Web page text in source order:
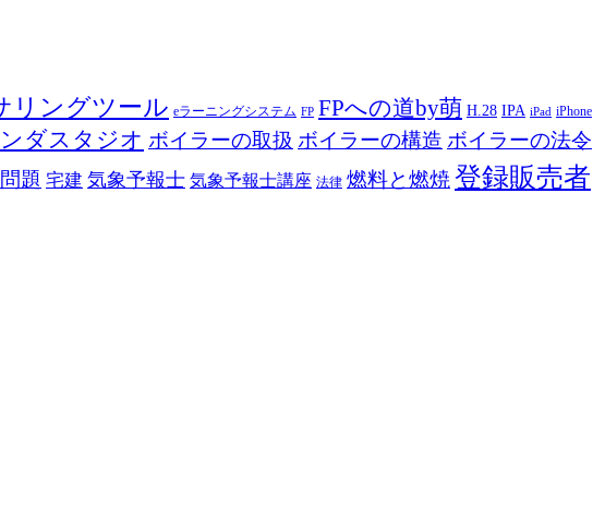
リングツール eラーニングシステム FP FPへの道by萌 H.28 IPA iPad iPhone
ダスタジオ ボイラーの取扱 ボイラーの構造 ボイラーの法令
題 宅建 気象予報士 気象予報士講座 法律 燃料と燃焼 登録販売者